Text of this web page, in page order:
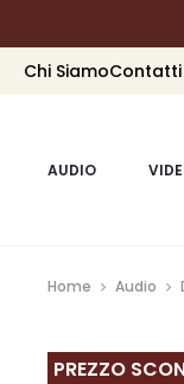
Chi SiamoContatti
AUDIO
Home Audio
PREZZO